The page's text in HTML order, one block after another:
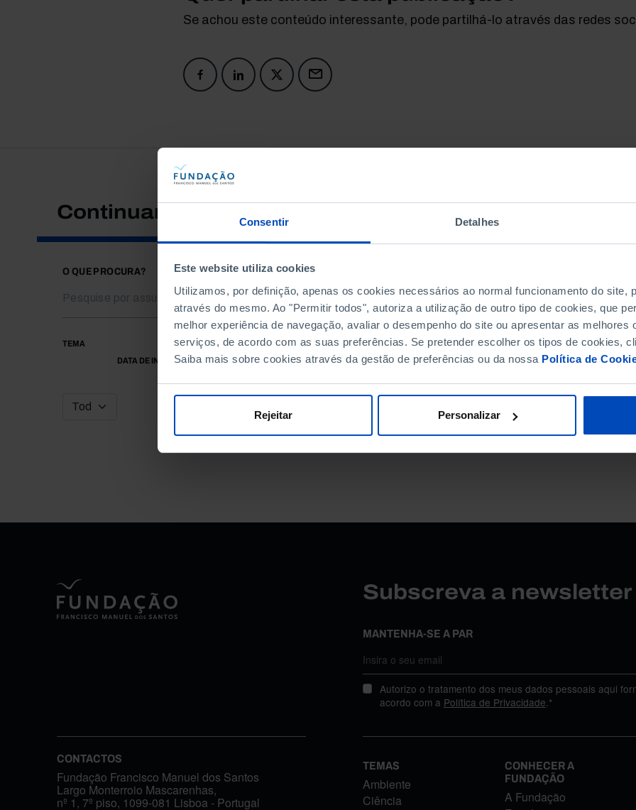
Consentir Detalhes
Este website utiliza cookies
Utilizamos, por definição, apenas os cookies necessários ao normal funcionamento do site,
através do mesmo. Ao "Permitir todos", autoriza a utilização de outro tipo de cookies, que
melhor experiência de navegação, avaliar o desempenho do site ou apresentar as melhores
serviços, de acordo com as suas preferências. Se pretender escolher os tipos de cookies,
Saiba mais sobre cookies através da gestão de preferências ou da nossa Política de
Rejeitar Personalizar
Se achou este conteúdo interessante, pode partilhá-lo através das redes
Continuar a pesquisar
O QUE PROCURA?
TEMA
DATA DE INÍCIO
DATA DE FIM
Subscreva a
MANTENHA-SE A PAR
Autorizo o tratamento dos meus dados pessoais aqui
acordo com a Política de Privacidade.*
CONTACTOS
Fundação Francisco Manuel dos Santos
Largo Monterroio Mascarenhas,
nº 1, 7º piso, 1099-081 Lisboa - Portugal
TEMAS
Ambiente
Ciência
CONHECER A
FUNDAÇÃO
A Fundação